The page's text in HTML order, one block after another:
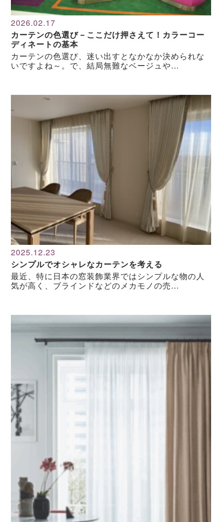
2026.02.17
カーテンの色選び－ここだけ押さえて！カラーコー
ディネートの基本
カーテンの色選び、迷い出すとなかなか決められな
いですよね～。で、結局無難なベージュや…
2025.12.23
シンプルでオシャレなカーテンを考える
最近、特に日本の窓装飾業界ではシンプルな物の人
気が高く、ブラインドなどのメカモノの売…